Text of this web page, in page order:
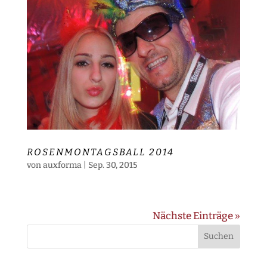
ROSENMONTAGSBALL 2014
vonauxforma| Sep. 30, 2015
Nächste Einträge »